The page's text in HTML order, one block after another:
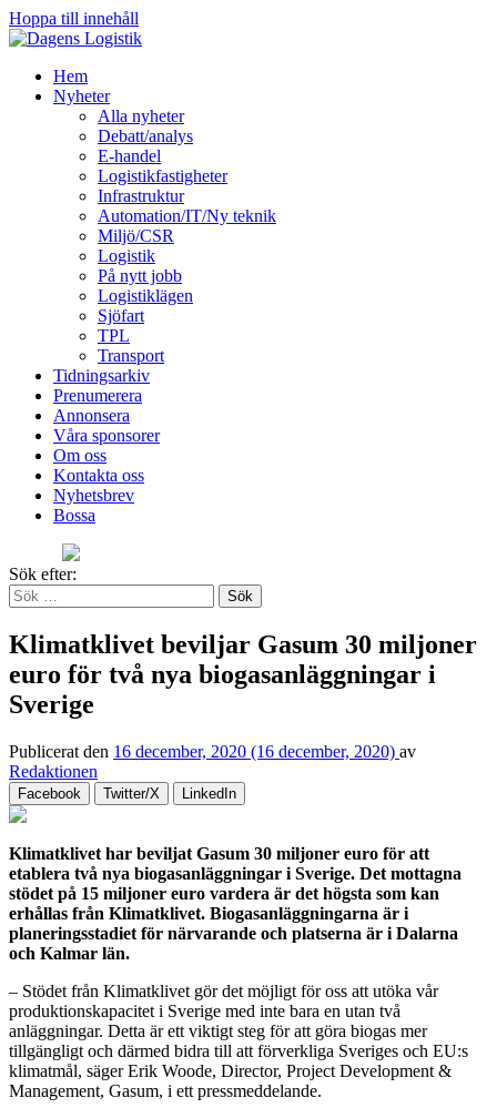
Hoppa till innehåll
Hem
Nyheter
Alla nyheter
Debatt/analys
E-handel
Logistikfastigheter
Infrastruktur
Automation/IT/Ny teknik
Miljö/CSR
Logistik
På nytt jobb
Logistiklägen
Sjöfart
TPL
Transport
Tidningsarkiv
Prenumerera
Annonsera
Våra sponsorer
Om oss
Kontakta oss
Nyhetsbrev
Bossa
Sök efter:
Klimatklivet beviljar Gasum 30 miljoner
euro för två nya biogasanläggningar i
Sverige
Publicerat den 16 december, 2020 (16 december, 2020) av
Redaktionen
Facebook Twitter/X LinkedIn
Klimatklivet har beviljat Gasum 30 miljoner euro för att
etablera två nya biogasanläggningar i Sverige. Det mottagna
stödet på 15 miljoner euro vardera är det högsta som kan
erhållas från Klimatklivet. Biogasanläggningarna är i
planeringsstadiet för närvarande och platserna är i Dalarna
och Kalmar län.
– Stödet från Klimatklivet gör det möjligt för oss att utöka vår
produktionskapacitet i Sverige med inte bara en utan två
anläggningar. Detta är ett viktigt steg för att göra biogas mer
tillgängligt och därmed bidra till att förverkliga Sveriges och EU:s
klimatmål, säger Erik Woode, Director, Project Development &
Management, Gasum, i ett pressmeddelande.